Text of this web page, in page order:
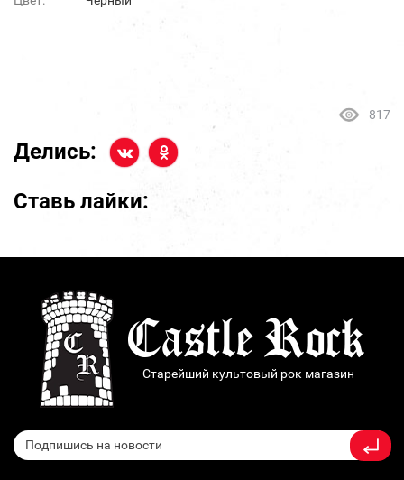
817
Делись:
Ставь лайки:
Старейший культовый рок магазин